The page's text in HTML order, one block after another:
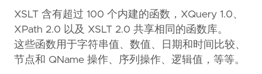
XSLT 含有超过 100 个内建的函数，XQuery 1.0、
XPath 2.0 以及 XSLT 2.0 共享相同的函数库。
这些函数用于字符串值、数值、日期和时间比较、
节点和 QName 操作、序列操作、逻辑值，等等。